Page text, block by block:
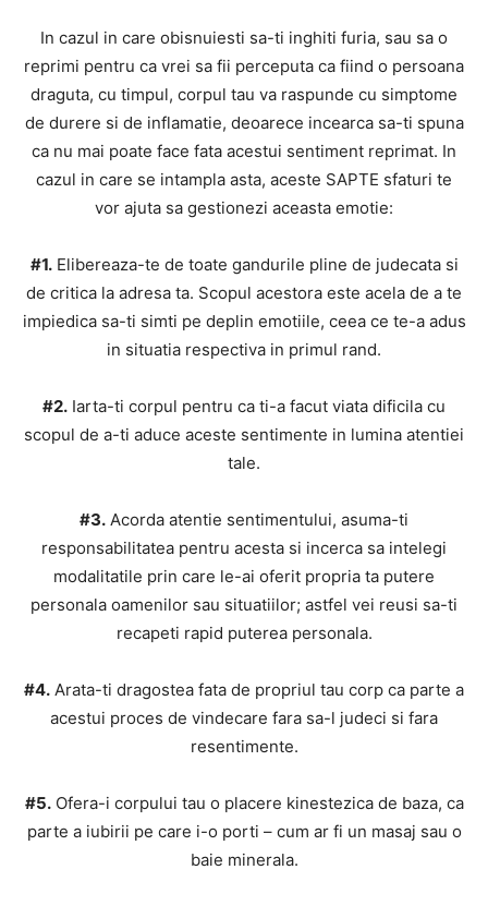
In cazul in care obisnuiesti sa-ti inghiti furia, sau sa o
reprimi pentru ca vrei sa fii perceputa ca fiind o persoana
draguta, cu timpul, corpul tau va raspunde cu simptome
de durere si de inflamatie, deoarece incearca sa-ti spuna
ca nu mai poate face fata acestui sentiment reprimat. In
cazul in care se intampla asta, aceste SAPTE sfaturi te
vor ajuta sa gestionezi aceasta emotie:
#1.Elibereaza-te de toate gandurile pline de judecata si
de critica la adresa ta. Scopul acestora este acela de a te
impiedica sa-ti simti pe deplin emotiile, ceea ce te-a adus
in situatia respectiva in primul rand.
#2. Iarta-ti corpul pentru ca ti-a facut viata dificila cu
scopul de a-ti aduce aceste sentimente in lumina atentiei
tale.
#3. Acorda atentie sentimentului, asuma-ti
responsabilitatea pentru acesta si incerca sa intelegi
modalitatile prin care le-ai oferit propria ta putere
personala oamenilor sau situatiilor; astfel vei reusi sa-ti
recapeti rapid puterea personala.
#4. Arata-ti dragostea fata de propriul tau corp ca parte a
acestui proces de vindecare fara sa-l judeci si fara
resentimente.
#5.Ofera-i corpului tau o placere kinestezica de baza, ca
parte a iubirii pe care i-o porti – cum ar fi un masaj sau o
baie minerala.